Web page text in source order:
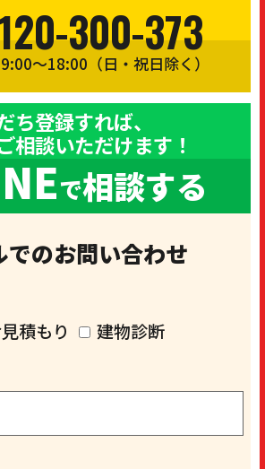
300-373
〜18:00（日・祝日除く）
ち登録すれば、
相談いただけます！
で相談する
でのお問い合わせ
積もり 建物診断